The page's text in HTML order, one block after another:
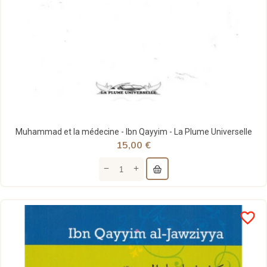
Muhammad et la médecine - Ibn Qayyim - La Plume Universelle
15,00 €
favorite_border